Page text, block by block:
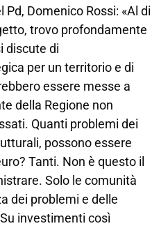
Domenico Rossi: «Al di
trovo profondamente
discute di
per un territorio e di
essere messe a
della Regione non
Quanti problemi dei
possono essere
Tanti. Non è questo il
Solo le comunità
dei problemi e delle
investimenti così